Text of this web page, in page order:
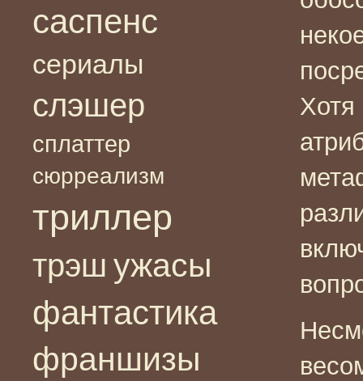
саспенс
сериалы
слэшер
сплаттер
сюрреализм
триллер
трэш ужасы
фантастика
франшизы